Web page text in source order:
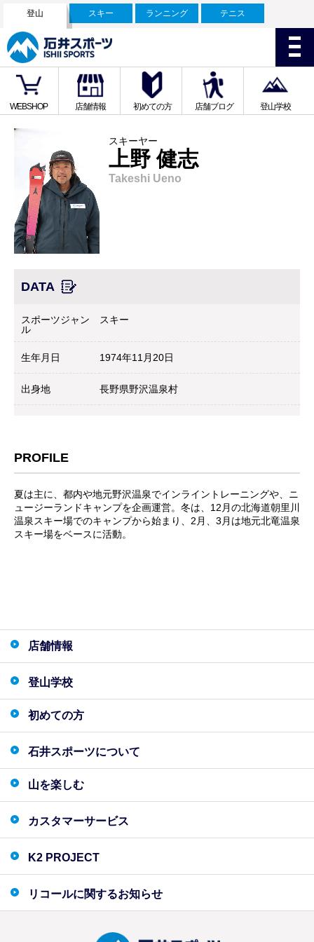
登山 スキー ランニング テニス
WEBSHOP 店舗情報 初めての方 店舗ブログ 登山学校
スキーヤー
上野 健志
Takeshi Ueno
DATA
スポーツジャン
ル
スキー
生年月日 1974年11月20日
出身地 長野県野沢温泉村
PROFILE
夏は主に、都内や地元野沢温泉でインライントレーニングや、ニ
ュージーランドキャンプを企画運営。冬は、12月の北海道朝里川
温泉スキー場でのキャンプから始まり、2月、3月は地元北竜温泉
スキー場をベースに活動。
店舗情報
登山学校
初めての方
石井スポーツについて
山を楽しむ
カスタマーサービス
K2 PROJECT
リコールに関するお知らせ